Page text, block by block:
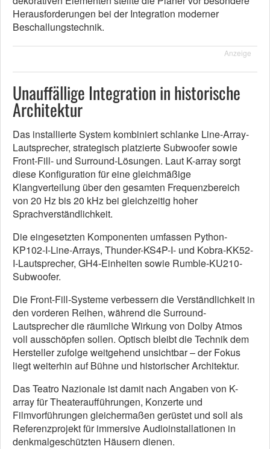
Herausforderungen bei der Integration moderner
Beschallungstechnik.
Anzeige
Unauffällige Integration in historische
Architektur
Das installierte System kombiniert schlanke Line-Array-
Lautsprecher, strategisch platzierte Subwoofer sowie
Front-Fill- und Surround-Lösungen. Laut K-array sorgt
diese Konfiguration für eine gleichmäßige
Klangverteilung über den gesamten Frequenzbereich
von 20 Hz bis 20 kHz bei gleichzeitig hoher
Sprachverständlichkeit.
Die eingesetzten Komponenten umfassen Python-
KP102-I-Line-Arrays, Thunder-KS4P-I- und Kobra-KK52-
I-Lautsprecher, GH4-Einheiten sowie Rumble-KU210-
Subwoofer.
Die Front-Fill-Systeme verbessern die Verständlichkeit in
den vorderen Reihen, während die Surround-
Lautsprecher die räumliche Wirkung von Dolby Atmos
voll ausschöpfen sollen. Optisch bleibt die Technik dem
Hersteller zufolge weitgehend unsichtbar – der Fokus
liegt weiterhin auf Bühne und historischer Architektur.
Das Teatro Nazionale ist damit nach Angaben von K-
array für Theateraufführungen, Konzerte und
Filmvorführungen gleichermaßen gerüstet und soll als
Referenzprojekt für immersive Audioinstallationen in
denkmalgeschützten Häusern dienen.